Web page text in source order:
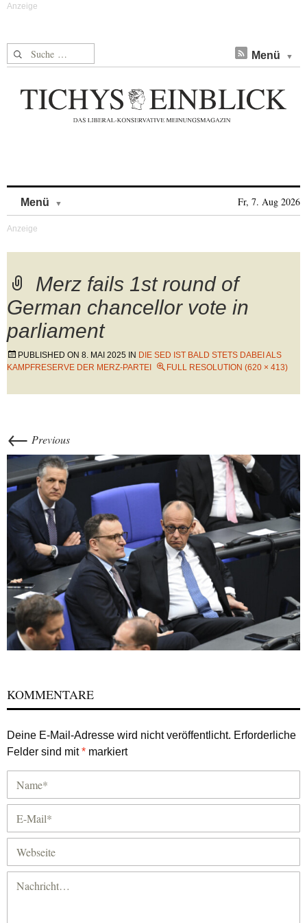
Suche nach: Menü
Menü Fr, 7. Aug 2026
Merz fails 1st round of
German chancellor vote in
parliament
PUBLISHED ON 8. MAI 2025 IN DIE SED IST BALD STETS DABEI ALS
KAMPFRESERVE DER MERZ-PARTEI
FULL RESOLUTION (620 × 413)
← Previous
KOMMENTARE
Deine E-Mail-Adresse wird nicht veröffentlicht. Erforderliche
Felder sind mit* markiert